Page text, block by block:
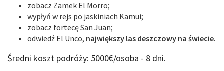
zobacz Zamek El Morro;
wypłyń w rejs po jaskiniach Kamui;
zobacz fortecę San Juan;
odwiedź El Unco, największy las deszczowy na świecie.
Średni koszt podróży: 5000€/osoba - 8 dni.